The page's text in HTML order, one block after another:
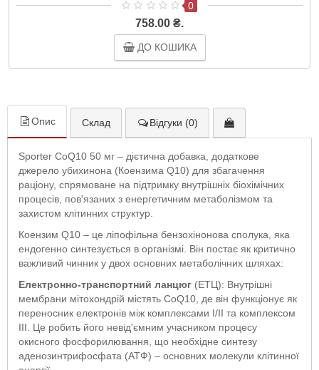
0
758.00 ₴.
ДО КОШИКА
Опис Склад Відгуки (0)
Sporter CoQ10 50 мг – дієтична добавка, додаткове
джерело убихинона (Коензима Q10) для збагачення
раціону, спрямоване на підтримку внутрішніх біохімічних
процесів, пов'язаних з енергетичним метаболізмом та
захистом клітинних структур.
Коензим Q10 – це ліпофільна бензохінонова сполука, яка
ендогенно синтезується в організмі. Він постає як критично
важливий чинник у двох основних метаболічних шляхах:
Електронно-транспортний ланцюг (ЕТЦ): Внутрішні
мембрани мітохондрій містять CoQ10, де він функціонує як
переносник електронів між комплексами І/ІІ та комплексом
ІІІ. Це робить його невід'ємним учасником процесу
окисного фосфорилювання, що необхідне синтезу
аденозинтрифосфата (АТФ) – основних молекули клітинної